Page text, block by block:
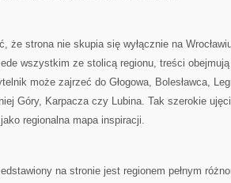
że strona nie skupia się wyłącznie na
wszystkim ze stolicą regionu, treści
może zajrzeć do Głogowa, Bolesławca,
Góry, Karpacza czy Lubina. Tak szerokie
regionalna mapa inspiracji.
na stronie jest regionem pełnym